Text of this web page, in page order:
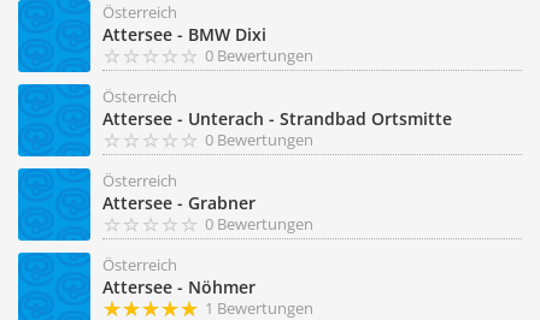
Österreich
Attersee - BMW Dixi
0 Bewertungen
Österreich
Attersee - Unterach - Strandbad Ortsmitte
0 Bewertungen
Österreich
Attersee - Grabner
0 Bewertungen
Österreich
Attersee - Nöhmer
1 Bewertungen